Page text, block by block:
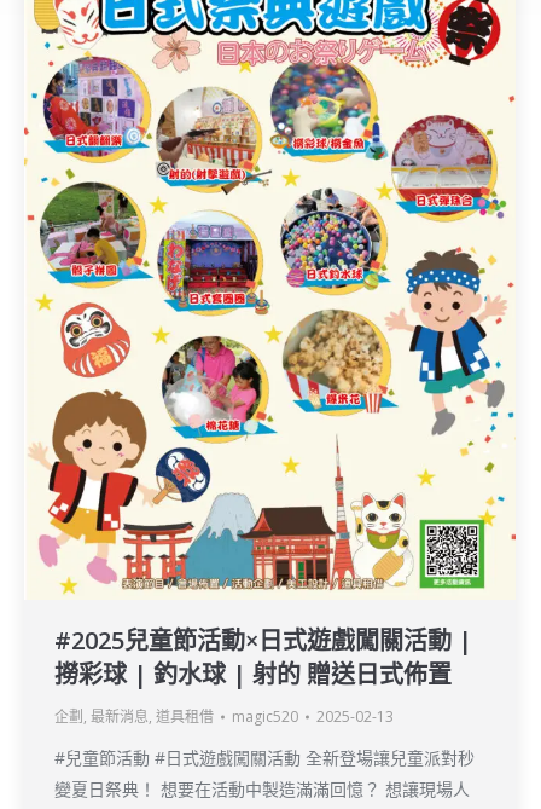
#2025兒童節活動×日式遊戲闖關活動 |
撈彩球 | 釣水球 | 射的 贈送日式佈置
企劃 , 最新消息, 道具租借 magic520 2025-02-13
#兒童節活動 #日式遊戲闖關活動 全新登場讓兒童派對秒
變夏日祭典！ 想要在活動中製造滿滿回憶？ 想讓現場人